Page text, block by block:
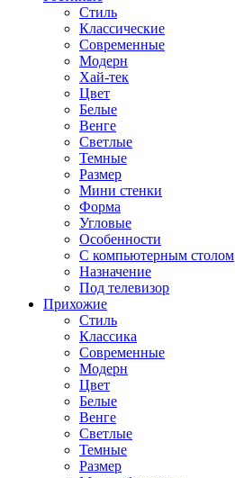
Стиль
Классические
Современные
Модерн
Хай-тек
Цвет
Белые
Венге
Светлые
Темные
Размер
Мини стенки
Форма
Угловые
Особенности
С компьютерным столом
Назначение
Под телевизор
Прихожие
Стиль
Классика
Современные
Модерн
Цвет
Белые
Венге
Светлые
Темные
Размер